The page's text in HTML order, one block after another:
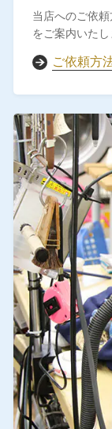
当店へのご依
をご案内いたし
ご依頼方